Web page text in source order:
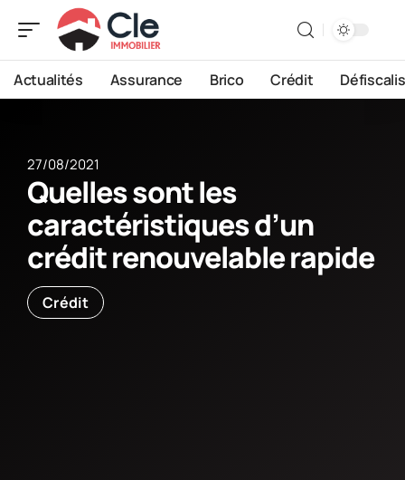
Actualités Assurance Brico Crédit
27/08/2021
Quelles sont les
caractéristiques d’un
crédit renouvelable rapide
Crédit